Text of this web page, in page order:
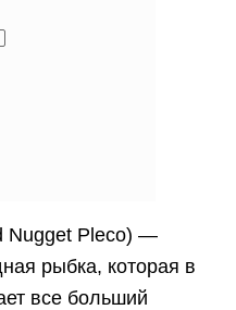
Nugget Pleco) —
рыбка, которая в
все больший